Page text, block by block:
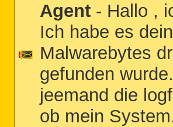
Agent - Hallo ,
Ich habe es
Malwarebytes
gefunden
jeemand die
ob mein